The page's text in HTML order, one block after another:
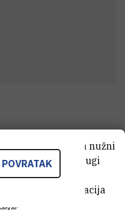
POVRATAK
od tih kolačića nužni
dok se drugi
radi
Za više informacija
.